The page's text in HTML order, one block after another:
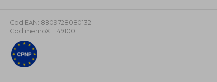
Cod EAN: 8809728080132
Cod memoX: F49100